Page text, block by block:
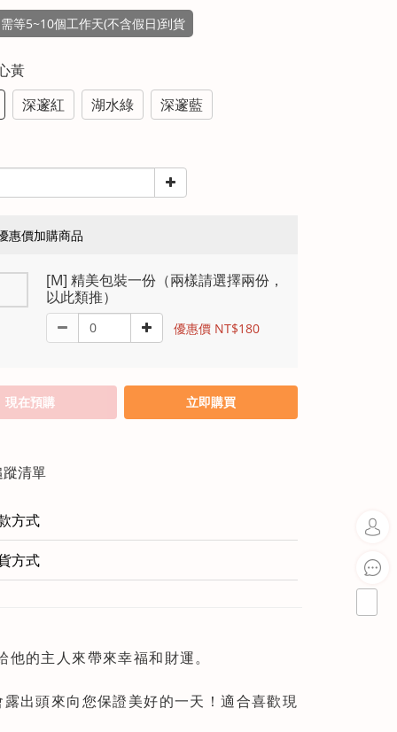
等5~10個工作天(不含假日)到貨
黃
深邃紅
湖水綠 深邃藍
惠價加購商品
[M] 精美包裝一份（兩樣請選擇兩份，
以此類推）
優惠價 NT$180
現在預購 立即購買
清單
方式
方式
的主人來帶來幸福和財運。
出頭來向您保證美好的一天！適合喜歡現